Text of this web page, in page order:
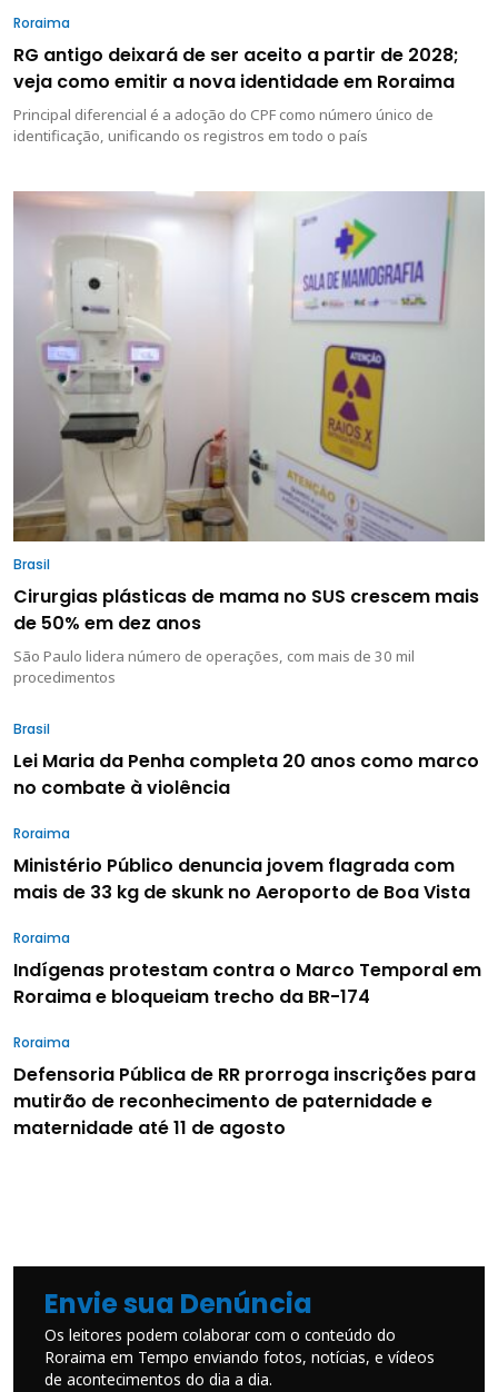
Roraima
RG antigo deixará de ser aceito a partir de 2028;
veja como emitir a nova identidade em Roraima
Principal diferencial é a adoção do CPF como número único de
identificação, unificando os registros em todo o país
Brasil
Cirurgias plásticas de mama no SUS crescem mais
de 50% em dez anos
São Paulo lidera número de operações, com mais de 30 mil
procedimentos
Brasil
Lei Maria da Penha completa 20 anos como marco
no combate à violência
Roraima
Ministério Público denuncia jovem flagrada com
mais de 33 kg de skunk no Aeroporto de Boa Vista
Roraima
Indígenas protestam contra o Marco Temporal em
Roraima e bloqueiam trecho da BR-174
Roraima
Defensoria Pública de RR prorroga inscrições para
mutirão de reconhecimento de paternidade e
maternidade até 11 de agosto
Envie sua Denúncia
Os leitores podem colaborar com o conteúdo do
Roraima em Tempo enviando fotos, notícias, e vídeos
de acontecimentos do dia a dia.